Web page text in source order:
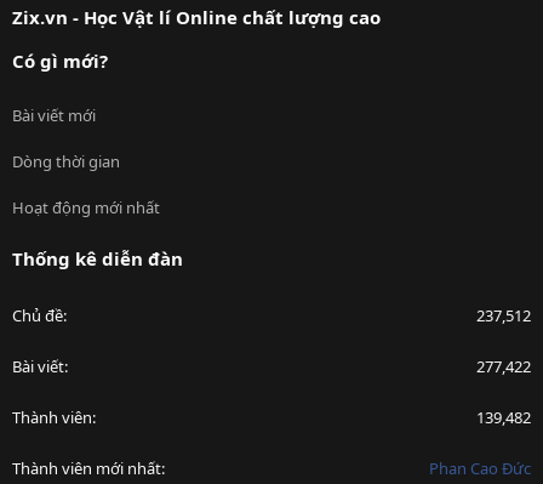
Zix.vn - Học Vật lí Online chất lượng cao
Có gì mới?
Bài viết mới
Dòng thời gian
Hoạt động mới nhất
Thống kê diễn đàn
Chủ đề 237,512
Bài viết 277,422
Thành viên 139,482
Thành viên mới nhất Phan Cao Đức